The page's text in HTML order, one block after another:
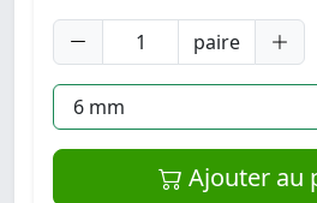
paire
Ajouter au